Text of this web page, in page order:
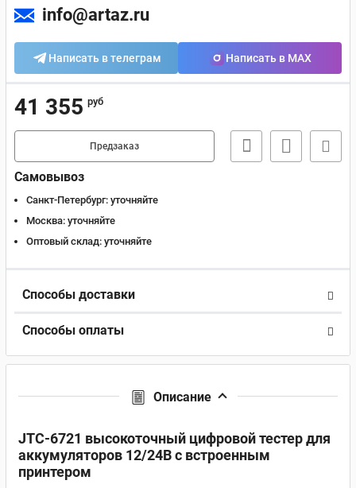
info@artaz.ru
Написать в телеграм Написать в MAX
41 355 руб
Предзаказ
Самовывоз
Санкт-Петербург: уточняйте
Москва: уточняйте
Оптовый склад: уточняйте
Способы доставки
Способы оплаты
Описание
JTC-6721 высокоточный цифровой тестер для
аккумуляторов 12/24В с встроенным
принтером